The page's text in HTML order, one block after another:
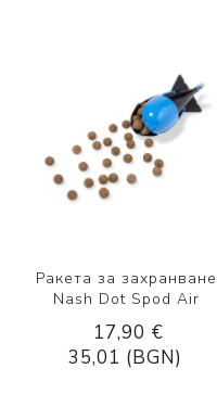
Ракета за захранване
Nash Dot Spod Air
17,90 €
35,01 (BGN)